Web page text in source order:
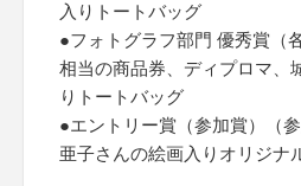
入りトートバッグ
●フォトグラフ部門 優秀賞
相当の商品券、ディプロマ、
りトートバッグ
●エントリー賞（参加賞）（
亜子さんの絵画入りオリジナ